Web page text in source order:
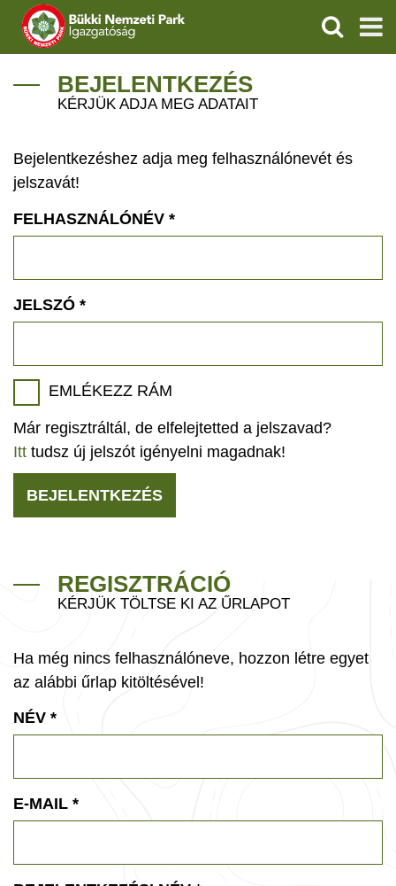
IGAZGATÓSÁG
VÍZVÉDELEM
ÖKOTURIZMUS
GEOPARKOK
KERESÉS
BEJELENTKEZÉS
KÉRJÜK ADJA MEG ADATAIT
Bejelentkezéshez adja meg felhasználónevét és
jelszavát!
FELHASZNÁLÓNÉV *
JELSZÓ *
EMLÉKEZZ RÁM
Már regisztráltál, de elfelejtetted a jelszavad?
Itt tudsz új jelszót igényelni magadnak!
BEJELENTKEZÉS
REGISZTRÁCIÓ
KÉRJÜK TÖLTSE KI AZ ŰRLAPOT
Ha még nincs felhasználóneve, hozzon létre egyet
az alábbi űrlap kitöltésével!
NÉV *
E-MAIL *